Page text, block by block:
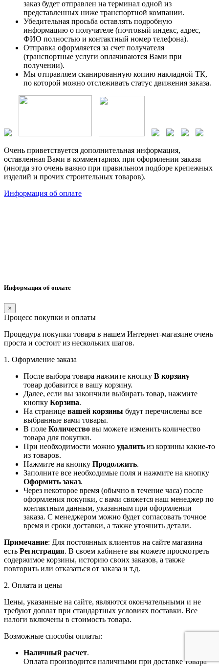
заказ будет отправлен на терминал одной из
представленных ниже транспортной компании.
Убедительная просьба оставлять подробную
информацию о получателе (почтовый индекс, адрес,
ФИО полностью и контактный номер телефона).
Отправка оформляется за счет получателя
(транспортные услуги оплачиваются Вами при
получении).
Мы отправляем сканированную копию накладной ТК,
по которой можно отслеживать статус движения заказа.
Очень приветствуется дополнительная информация,
оставленная Вами в комментариях при оформлении заказа
(иногда это очень важно при правильном подборе крепежных
изделий и прочих строительных товаров).
Информация об оплате
Информация об оплате
×
Процесс покупки и оплаты
Процедура покупки товара в нашем Интернет-магазине очень
проста и состоит из нескольких шагов.
1. Оформление заказа
После выбора товара нажмите кнопку В корзину —
товар добавится в вашу корзину.
Далее, если вы закончили выбирать товар, нажмите
кнопку Корзина.
На странице вашей корзины будут перечислены все
выбранные вами товары.
В поле Количество вы можете изменить количество
товара для покупки.
При необходимости можно удалить из корзины какие-то
из товаров.
Нажмите на кнопку Продолжить.
Заполните все необходимые поля и нажмите на кнопку
Оформить заказ.
Через некоторое время (обычно в течение часа) после
оформления покупки, с вами свяжется наш менеджер по
контактным данным, указанным при оформлении
заказа. С менеджером можно будет согласовать точное
время и сроки доставки, а также уточнить детали.
Примечание: Для постоянных клиентов на сайте магазина
есть Регистрация. В своем кабинете вы можете просмотреть
содержимое корзины, историю своих заказов, а также
повторить или отказаться от заказа и т.д.
2. Оплата и цены
Цены, указанные на сайте, являются окончательными и не
требуют доплат при стандартных условиях поставки. Все
налоги включены в стоимость товара.
Возможные способы оплаты:
Наличный расчет.
Оплата производится наличными при доставке товара